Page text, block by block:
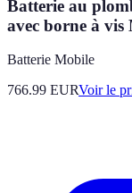
Batterie au
avec borne à
Batterie Mobile
766.99 EURVoir le